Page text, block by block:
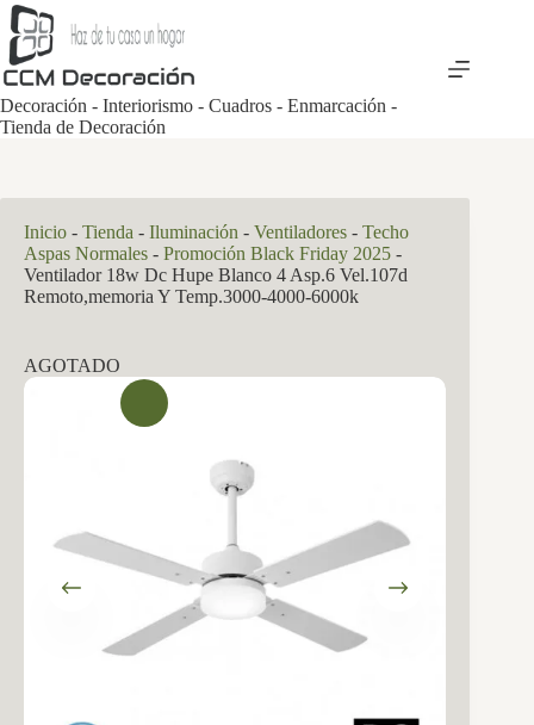
Saltar
al
contenido
Decoración - Interiorismo - Cuadros - Enmarcación -
Tienda de Decoración
Inicio - Tienda - Iluminación - Ventiladores - Techo
Aspas Normales - Promoción Black Friday 2025 -
Ventilador 18w Dc Hupe Blanco 4 Asp.6 Vel.107d
Remoto,memoria Y Temp.3000-4000-6000k
AGOTADO